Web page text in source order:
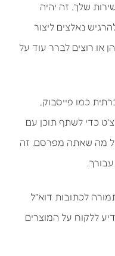
שלך. זה יהיה
נאלצים ליצור
או רוצים לברר עוד על
כמו פייסבוק,
כדי לשתף תוכן עם
מה שאתה מפרסם. זה
לכתובות דוא"ל
ללקוח על המוצרים